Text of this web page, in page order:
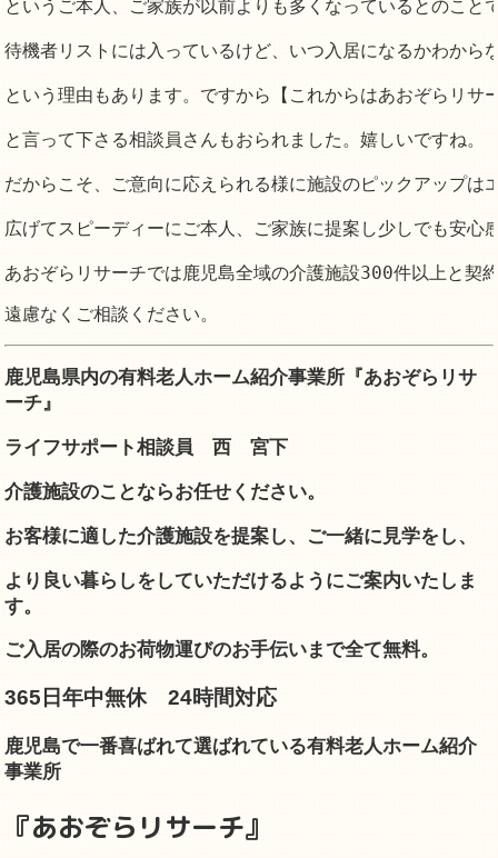
というご本人、ご家族が以前よりも多くなっているとのこと
待機者リストには入っているけど、いつ入居になるかわから
という理由もあります。ですから【これからはあおぞらリサ
と言って下さる相談員さんもおられました。嬉しいですね。
だからこそ、ご意向に応えられる様に施設のピックアップは
広げてスピーディーにご本人、ご家族に提案し少しでも安心
遠慮なくご相談ください。
鹿児島県内の有料老人ホーム紹介事業所『あおぞらリサ
ーチ』
ライフサポート相談員 西 宮下
介護施設のことならお任せください。
お客様に適した介護施設を提案し、 ご一緒に見学をし、
より良い暮らしをしていただけるようにご案内いたしま
す。
ご入居の際のお荷物運びのお手伝いまで全て無料。
365日年中無休 24時間対応
鹿児島で一番喜ばれて選ばれている有料老人ホーム紹介
事業所
『あおぞらリサーチ』